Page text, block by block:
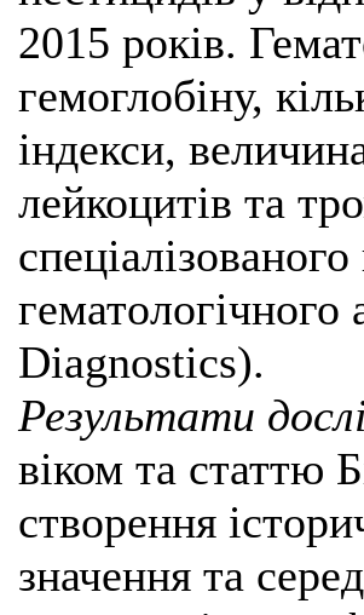
2015 років.
гемоглобіну,
індекси,
лейкоцитів та
Diagnostics).
Результати
віком та статтю
створення
значення та